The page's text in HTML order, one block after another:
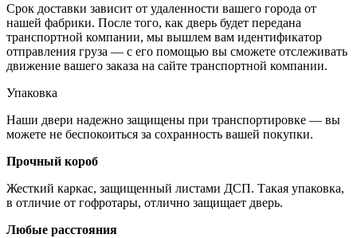
Срок доставки зависит от удаленности вашего города от
нашей фабрики. После того, как дверь будет передана
транспортной компании, мы вышлем вам идентификатор
отправления груза — с его помощью вы сможете отслеживать
движение вашего заказа на сайте транспортной компании.
Упаковка
Наши двери надежно защищены при транспортировке — вы
можете не беспокоиться за сохранность вашей покупки.
Прочный короб
Жесткий каркас, защищенный листами ДСП. Такая упаковка,
в отличие от гофротары, отлично защищает дверь.
Любые расстояния